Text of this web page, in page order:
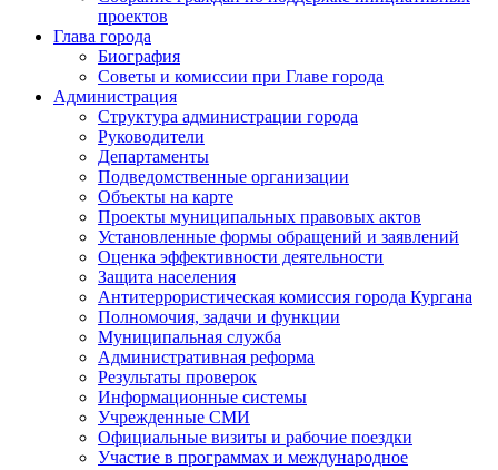
проектов
Глава города
Биография
Советы и комиссии при Главе города
Администрация
Структура администрации города
Руководители
Департаменты
Подведомственные организации
Объекты на карте
Проекты муниципальных правовых актов
Установленные формы обращений и заявлений
Оценка эффективности деятельности
Защита населения
Антитеррористическая комиссия города Кургана
Полномочия, задачи и функции
Муниципальная служба
Административная реформа
Результаты проверок
Информационные системы
Учрежденные СМИ
Официальные визиты и рабочие поездки
Участие в программах и международное